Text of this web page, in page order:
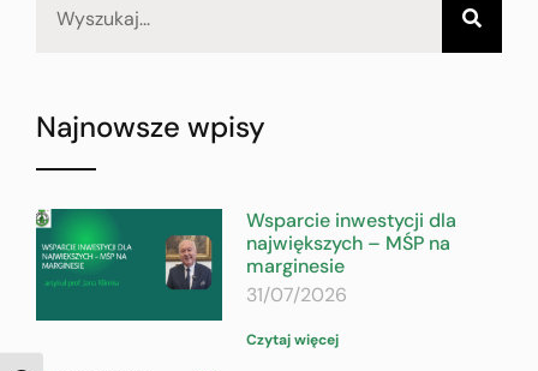
Najnowsze wpisy
Wsparcie inwestycji dla
największych – MŚP na
marginesie
31/07/2026
Czytaj więcej